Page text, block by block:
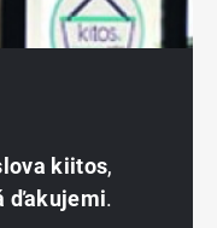
kiitos,
ďakujemi.